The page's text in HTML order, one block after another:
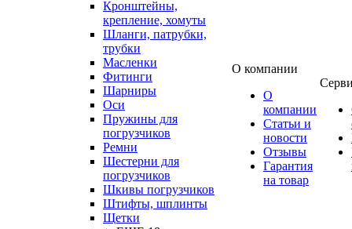
Кронштейны,
крепление, хомуты
Шланги, патрубки,
трубки
Масленки
Фитинги
Шарниры
Оси
Пружины для
погрузчиков
Ремни
Шестерни для
погрузчиков
Шкивы погрузчиков
Штифты, шплинты
Щетки
О компании
О
компании
Статьи и
новости
Отзывы
Гарантия
на товар